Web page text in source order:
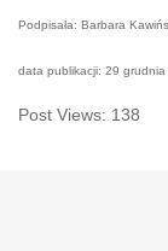
Podpisała: Barbara
data publikacji: 29 grudnia
Post Views: 138